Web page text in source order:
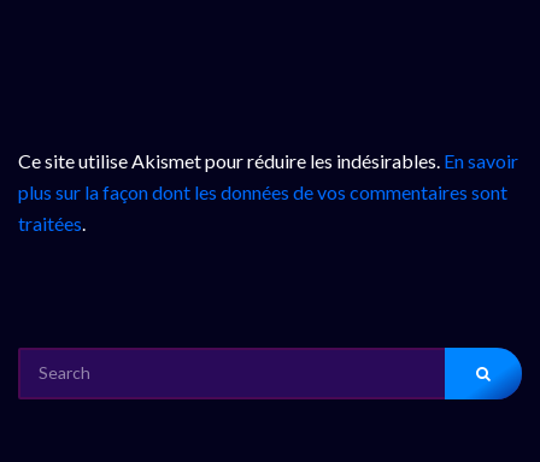
Ce site utilise Akismet pour réduire les indésirables. En savoir
plus sur la façon dont les données de vos commentaires sont
traitées.
FOR: